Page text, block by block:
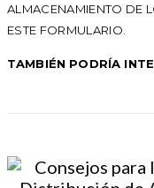
ALMACENAMIENTO DE
ESTE FORMULARIO.
TAMBIÉN PODRÍA